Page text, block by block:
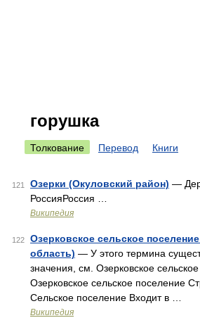
горушка
Толкование Перевод Книги
121 Озерки (Окуловский район) —
РоссияРоссия …
Википедия
122
Озерковское сельское
область) — У этого термина
значения, см. Озерковское
Озерковское сельское поселение
Сельское поселение Входит в …
Википедия